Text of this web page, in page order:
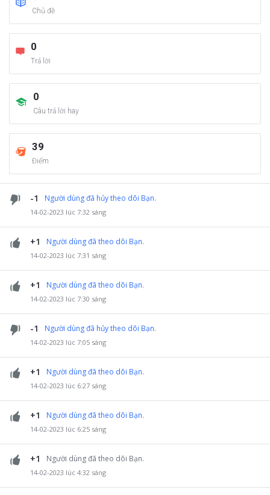
Chủ đề
0
Trả lời
0
Câu trả lời hay
39
Điểm
-1 Người dùng đã hủy theo dõi Bạn.
14-02-2023 lúc 7:32 sáng
+1 Người dùng đã theo dõi Bạn.
14-02-2023 lúc 7:31 sáng
+1 Người dùng đã theo dõi Bạn.
14-02-2023 lúc 7:30 sáng
-1 Người dùng đã hủy theo dõi Bạn.
14-02-2023 lúc 7:05 sáng
+1 Người dùng đã theo dõi Bạn.
14-02-2023 lúc 6:27 sáng
+1 Người dùng đã theo dõi Bạn.
14-02-2023 lúc 6:25 sáng
+1 Người dùng đã theo dõi Bạn.
14-02-2023 lúc 4:32 sáng